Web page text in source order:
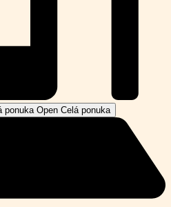
ponuka Open Celá ponuka